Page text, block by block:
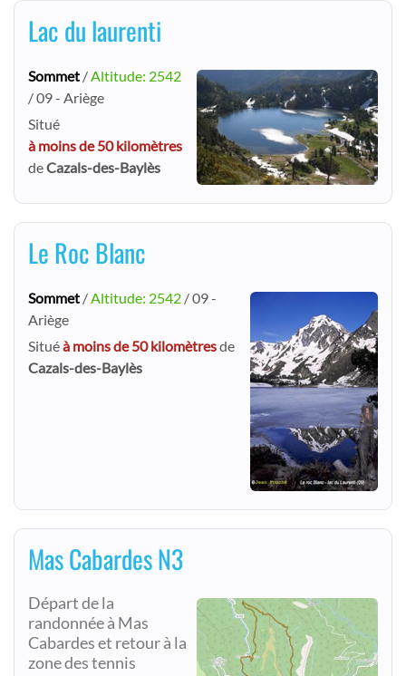
Lac du laurenti
Sommet /Altitude: 2542
/ 09 - Ariège
Situé
à moins de 50 kilomètres
deCazals-des-Baylès
Le Roc Blanc
Sommet / Altitude: 2542 / 09 -
Ariège
Situéà moins de 50 kilomètresde
Cazals-des-Baylès
Mas Cabardes N3
Départ de la
randonnée à Mas
Cabardes et retour à la
zone des tennis